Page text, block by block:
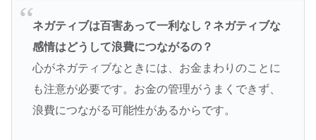
ネガティブは百害あって一利なし？ネガティブな
感情はどうして浪費につながるの？
心がネガティブなときには、お金まわりのことに
も注意が必要です。お金の管理がうまくできず、
浪費につながる可能性があるからです。